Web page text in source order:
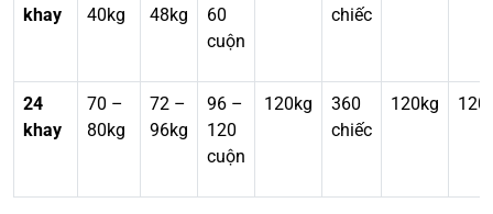
khay
40kg
48kg
60
cuộn
chiếc
24
khay
70 –
80kg
72 –
96kg
96 –
120
cuộn
120kg
360
chiếc
120kg